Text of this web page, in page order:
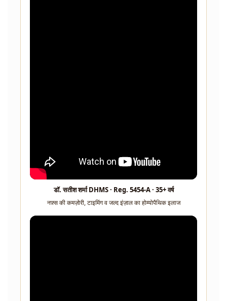
डॉ. सतीश शर्मा DHMS · Reg. 5454-A · 35+ वर्ष
नफ़्स की कमज़ोरी, टाइमिंग व जल्द इंज़ाल का होम्योपैथिक इलाज